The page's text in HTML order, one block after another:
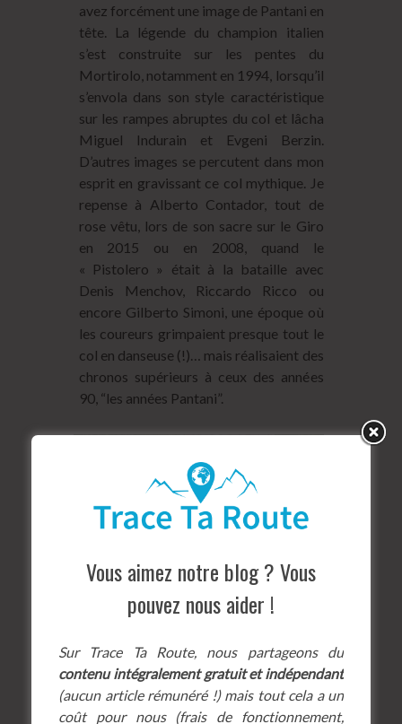
avez forcément une image de Pantani en
tête. La légende du champion italien
s’est construite sur les pentes du
Mortirolo, notamment en 1994, lorsqu’il
s’envola dans son style caractéristique
sur les rampes abruptes du col et lâcha
Miguel Indurain et Evgeni Berzin.
D’autres images se percutent dans mon
esprit en gravissant ce col mythique. Je
repense à Alberto Contador, tout de
rose vêtu, lors de son sacre sur le Giro
en 2015 ou en 2008, quand le
« Pistolero » était à la bataille avec
Denis Menchov, Riccardo Ricco ou
encore Gilberto Simoni, une époque où
les coureurs grimpaient presque tout le
col en danseuse (!)… mais réalisaient des
chronos supérieurs à ceux des années
90, “les années Pantani”.
Vous aimez notre blog ? Vous
pouvez nous aider !
Sur Trace Ta Route, nous partageons du
contenu intégralement gratuit et indépendant
(aucun article rémunéré !) mais tout cela a un
coût pour nous (frais de fonctionnement,